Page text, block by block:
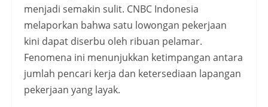
menjadi semakin sulit. CNBC Indonesia
melaporkan bahwa satu lowongan pekerjaan
kini dapat diserbu oleh ribuan pelamar.
Fenomena ini menunjukkan ketimpangan antara
jumlah pencari kerja dan ketersediaan lapangan
pekerjaan yang layak.